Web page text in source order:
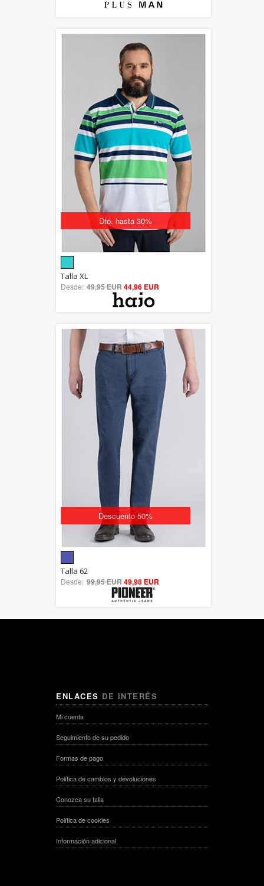
Dto. hasta 30%
out of 5
Talla XL
Desde: 49,95 EUR44,96 EUR
Descuento 50%
out of 5
Talla 62
Desde: 99,95 EUR49,98 EUR
ENLACES DE INTERÉS
Mi cuenta
Seguimiento de su pedido
Formas de pago
Política de cambios y devoluciones
Conozca su talla
Política de cookies
Información adicional